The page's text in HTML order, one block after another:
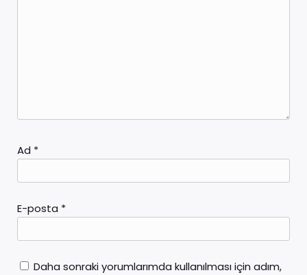
Ad *
E-posta *
Daha sonraki yorumlarımda kullanılması için adım,